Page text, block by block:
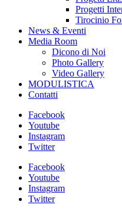
Progetti
Tirocinio
News & Eventi
Media Room
Dicono di Noi
Photo Gallery
Video Gallery
MODULISTICA
Contatti
Facebook
Youtube
Instagram
Twitter
Facebook
Youtube
Instagram
Twitter